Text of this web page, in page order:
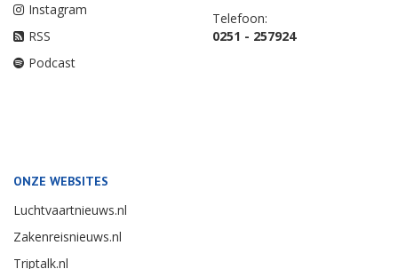
Instagram
RSS
Podcast
Telefoon:
0251 - 257924
ONZE WEBSITES
Luchtvaartnieuws.nl
Zakenreisnieuws.nl
Triptalk.nl